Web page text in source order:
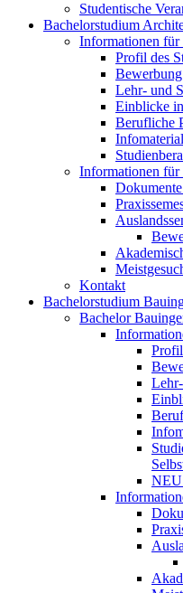
Studentische
Bachelorstudium
Informationen für
Profil des
Lehr- und
Einblicke
Berufliche
Informationen für
Kontakt
Bachelorstudium
Bachelor
NEU